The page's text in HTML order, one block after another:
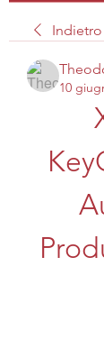
Indietro
10